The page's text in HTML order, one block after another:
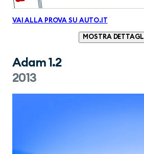
VAI ALLA PROVA SU AUTO.IT
MOSTRA DETTAGLI
Adam 1.2
2013